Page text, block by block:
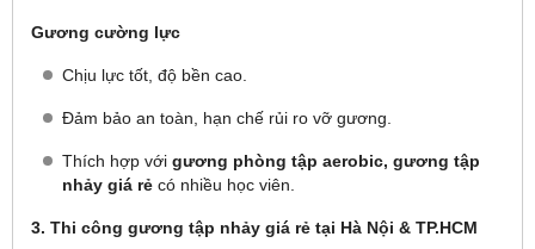
Gương cường lực
Chịu lực tốt, độ bền cao.
Đảm bảo an toàn, hạn chế rủi ro vỡ gương.
Thích hợp với gương phòng tập aerobic, gương tập
nhảy giá rẻ có nhiều học viên.
3. Thi công gương tập nhảy giá rẻ tại Hà Nội & TP.HCM